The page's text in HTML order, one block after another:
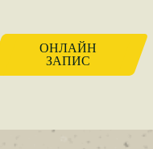
ОНЛАЙН
ЗАПИС